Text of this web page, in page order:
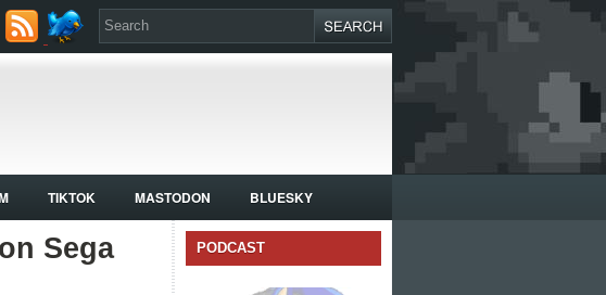
TIKTOK MASTODON BLUESKY
Sega PODCAST